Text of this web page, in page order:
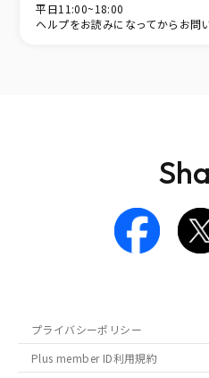
平日11:00~18:00
ヘルプをお読みになってからお問
プライバシーポリシー
Plus member ID利用規約